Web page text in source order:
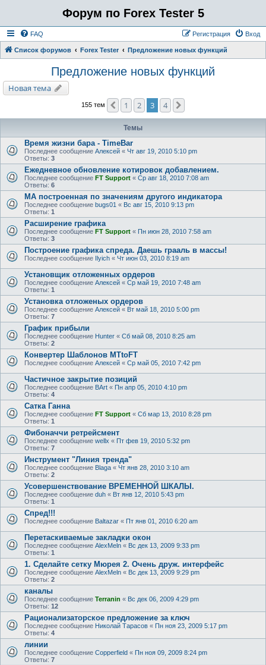
Форум по Forex Tester 5
FAQ Вход
Регистрация
Список форумов Forex Tester Предложение новых функций
Предложение новых функций
Новая тема
155 тем Пред.
1 2 3 4
Темы
Время жизни бара - TimeBar
Последнее сообщение Алексей « Чт авг 19, 2010 5:10 pm
Ответы: 3
Ежедневное обновление котировок добавлением.
Последнее сообщение FT Support « Ср авг 18, 2010 7:08 am
Ответы: 6
MA построенная по значениям другого индикатора
Последнее сообщение bugs01 « Вс авг 15, 2010 9:13 pm
Ответы: 1
Расширение графика
Последнее сообщение FT Support « Пн июн 28, 2010 7:58 am
Ответы: 3
Построение графика спреда. Даешь грааль в массы!
Последнее сообщение Ilyich « Чт июн 03, 2010 8:19 am
Установщик отложенных ордеров
Последнее сообщение Алексей « Ср май 19, 2010 7:48 am
Ответы: 1
Установка отложеных ордеров
Последнее сообщение Алексей « Вт май 18, 2010 5:00 pm
Ответы: 7
График прибыли
Последнее сообщение Hunter « Сб май 08, 2010 8:25 am
Ответы: 2
Конвертер Шаблонов MTtoFT
Последнее сообщение Алексей « Ср май 05, 2010 7:42 pm
Частичное закрытие позиций
Последнее сообщение BArt « Пн апр 05, 2010 4:10 pm
Ответы: 4
Сатка Ганна
Последнее сообщение FT Support « Сб мар 13, 2010 8:28 pm
Ответы: 1
Фибоначчи ретрейсмент
Последнее сообщение wellx « Пт фев 19, 2010 5:32 pm
Ответы: 7
Инструмент "Линия тренда"
Последнее сообщение Blaga « Чт янв 28, 2010 3:10 am
Ответы: 2
Усовершенствование ВРЕМЕННОЙ ШКАЛЫ.
Последнее сообщение duh « Вт янв 12, 2010 5:43 pm
Ответы: 1
Спред!!!
Последнее сообщение Baltazar « Пт янв 01, 2010 6:20 am
Перетаскиваемые закладки окон
Последнее сообщение AlexMeln « Вс дек 13, 2009 9:33 pm
Ответы: 1
1. Сделайте сетку Мюрея 2. Очень друж. интерфейс
Последнее сообщение AlexMeln « Вс дек 13, 2009 9:29 pm
Ответы: 2
каналы
Последнее сообщение Terranin « Вс дек 06, 2009 4:29 pm
Ответы: 12
Рационализаторское предложение за ключ
Последнее сообщение Николай Тарасов « Пн ноя 23, 2009 5:17 pm
Ответы: 4
линии
Последнее сообщение Copperfield « Пн ноя 09, 2009 8:24 pm
Ответы: 7